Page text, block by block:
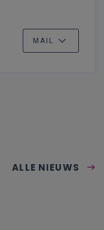
MAIL
ALLE NIEUWS